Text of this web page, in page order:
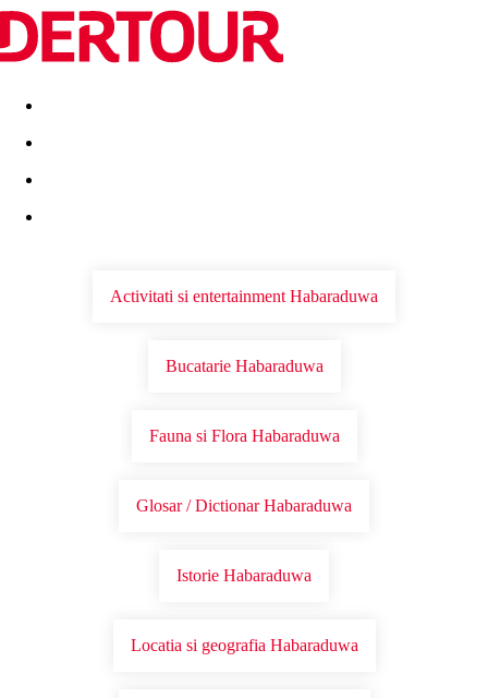
Destinatii Vacanta perfecta OFERTE DE NERATAT
Activitati si entertainment Habaraduwa
Bucatarie Habaraduwa
Fauna si Flora Habaraduwa
Glosar / Dictionar Habaraduwa
Istorie Habaraduwa
Locatia si geografia Habaraduwa